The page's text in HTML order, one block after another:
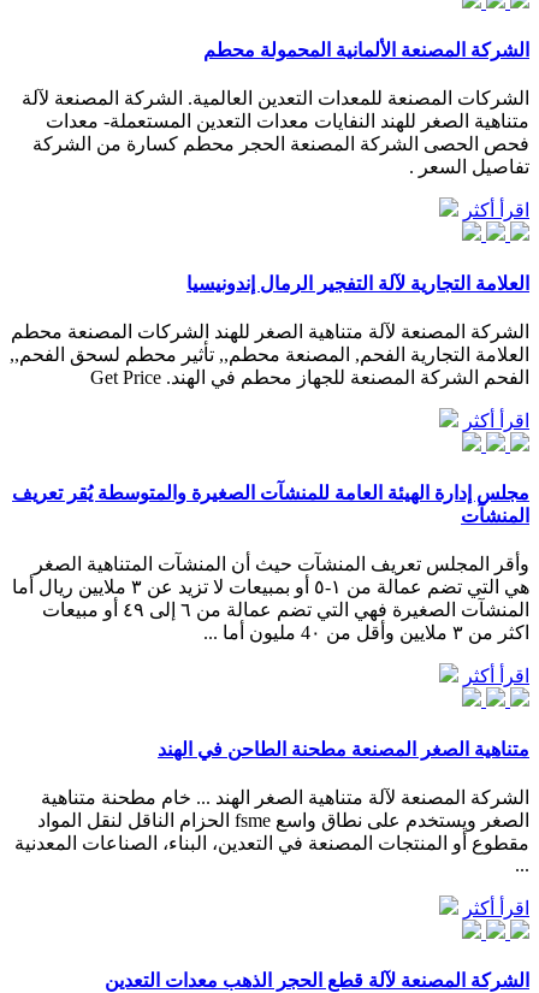
الشركة المصنعة الألمانية المحمولة محطم
الشركات المصنعة للمعدات التعدين العالمية. الشركة المصنعة لآلة
متناهية الصغر للهند النفايات معدات التعدين المستعملة- معدات
فحص الحصى الشركة المصنعة الحجر محطم كسارة من الشركة
تفاصيل السعر .
اقرأ أكثر
العلامة التجارية لآلة التفجير الرمال إندونيسيا
الشركة المصنعة لآلة متناهية الصغر للهند الشركات المصنعة محطم
العلامة التجارية الفحم, المصنعة محطم,, تأثير محطم لسحق الفحم,,
الفحم الشركة المصنعة للجهاز محطم في الهند. Get Price
اقرأ أكثر
مجلس إدارة الهيئة العامة للمنشآت الصغيرة والمتوسطة يُقر تعريف
المنشآت
وأقر المجلس تعريف المنشآت حيث أن المنشآت المتناهية الصغر
هي التي تضم عمالة من ١-٥ أو بمبيعات لا تزيد عن ٣ ملايين ريال أما
المنشآت الصغيرة فهي التي تضم عمالة من ٦ إلى ٤٩ أو مبيعات
اكثر من ٣ ملايين وأقل من 4٠ مليون أما ...
اقرأ أكثر
متناهية الصغر المصنعة مطحنة الطاحن في الهند
الشركة المصنعة لآلة متناهية الصغر الهند ... خام مطحنة متناهية
الصغر ويستخدم على نطاق واسع fsme الحزام الناقل لنقل المواد
مقطوع أو المنتجات المصنعة في التعدين، البناء، الصناعات المعدنية
...
اقرأ أكثر
الشركة المصنعة لآلة قطع الحجر الذهب معدات التعدين